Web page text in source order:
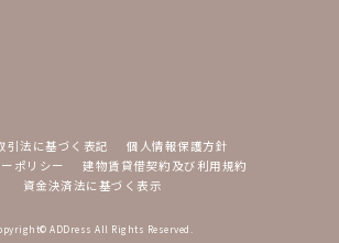
引法に基づく表記
個人情報保護方針
ポリシー
建物賃貸借契約及び利用規約
資金決済法に基づく表示
ADDress All Rights Reserved.